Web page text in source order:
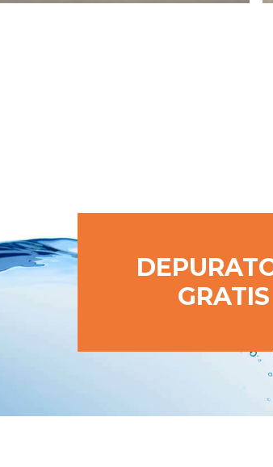
GRATIS